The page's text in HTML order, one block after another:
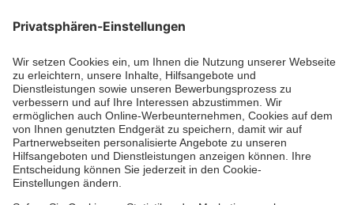
Aus- & Fortbildungen
Erste-Hilfe-Kurse
Jobs & Ehrenamt
Freiwilligendienst